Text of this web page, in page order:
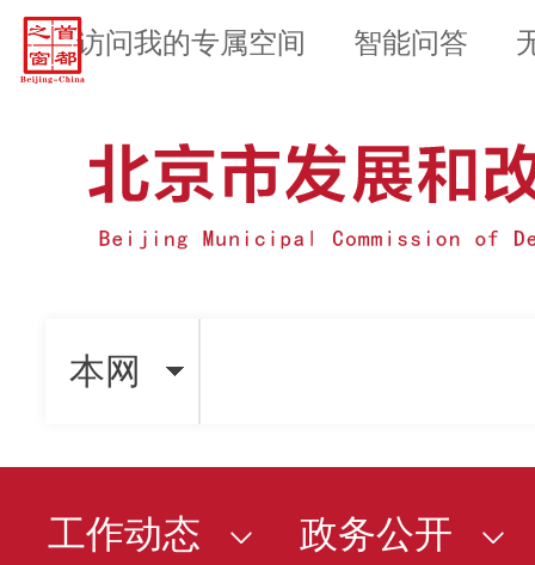
访问我的专属空间 智能问答
本网
工作动态
政务公开